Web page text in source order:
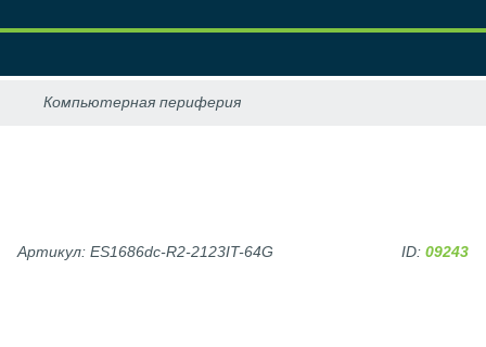
Артикул: ES1686dc-R2-2123IT-64G ID: 09243